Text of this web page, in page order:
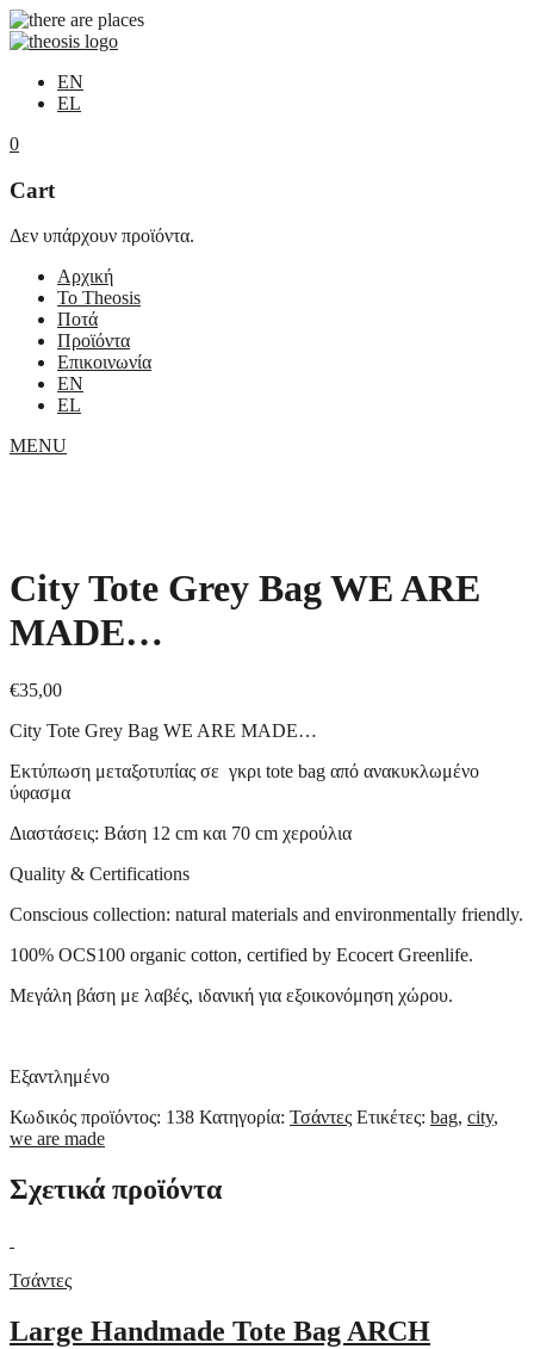
EN
EL
0
Cart
Δεν υπάρχουν προϊόντα.
Αρχική
Το Theosis
Ποτά
Προϊόντα
Επικοινωνία
EN
EL
MENU
City Tote Grey Bag WE ARE
MADE…
€35,00
City Tote Grey Bag WE ARE MADE…
Εκτύπωση μεταξοτυπίας σε γκρι tote bag από ανακυκλωμένο
ύφασμα
Διαστάσεις: Βάση 12 cm και 70 cm χερούλια
Quality & Certifications
Conscious collection: natural materials and environmentally friendly.
100% OCS100 organic cotton, certified by Ecocert Greenlife.
Μεγάλη βάση με λαβές, ιδανική για εξοικονόμηση χώρου.
Εξαντλημένο
Κωδικός προϊόντος: 138 Κατηγορία: Τσάντες Ετικέτες: bag, city,
we are made
Σχετικά προϊόντα
Τσάντες
Large Handmade Tote Bag ARCH